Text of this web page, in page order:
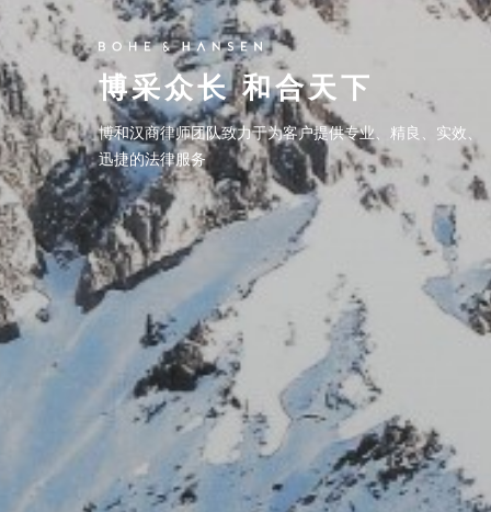
博采众长 和合天下
博和汉商律师团队致力于为客户提供专业、精良、实效、
迅捷的法律服务
博采众长 和合天下
博和汉商律师团队致力于为客户提供专业、精良、实效、
迅捷的法律服务